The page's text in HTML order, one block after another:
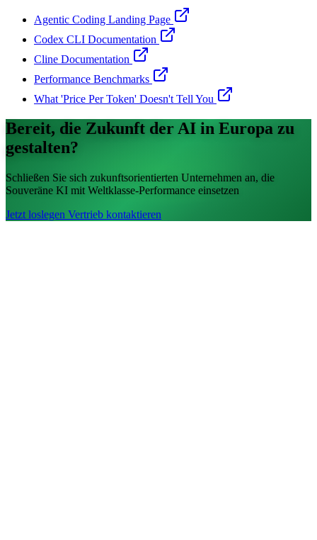
Agentic Coding Landing Page
Codex CLI Documentation
Cline Documentation
Performance Benchmarks
What 'Price Per Token' Doesn't Tell You
Bereit, die Zukunft der AI in Europa zu
gestalten?
Schließen Sie sich zukunftsorientierten Unternehmen an, die
Souveräne KI mit Weltklasse-Performance einsetzen
Jetzt loslegen Vertrieb kontaktieren